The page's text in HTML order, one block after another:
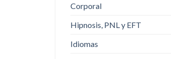
Corporal
Hipnosis, PNL y EFT
Idiomas